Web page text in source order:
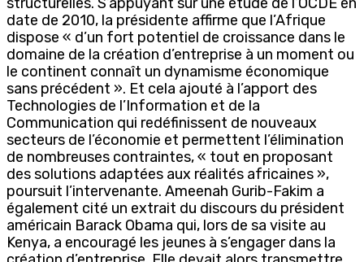
date de 2010, la présidente affirme que l’Afrique
dispose « d’un fort potentiel de croissance dans le
domaine de la création d’entreprise à un moment ou
le continent connaît un dynamisme économique
sans précédent ». Et cela ajouté à l’apport des
Technologies de l’Information et de la
Communication qui redéfinissent de nouveaux
secteurs de l’économie et permettent l’élimination
de nombreuses contraintes, « tout en proposant
des solutions adaptées aux réalités africaines »,
poursuit l’intervenante. Ameenah Gurib-Fakim a
également cité un extrait du discours du président
américain Barack Obama qui, lors de sa visite au
Kenya, a encouragé les jeunes à s’engager dans la